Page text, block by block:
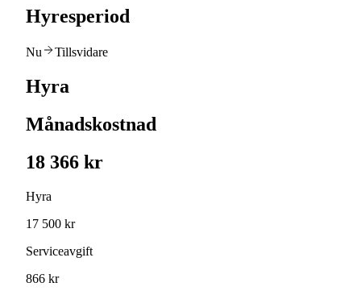
Hyresperiod
Nu Tillsvidare
Hyra
Månadskostnad
18 366 kr
Hyra
17 500 kr
Serviceavgift
866 kr